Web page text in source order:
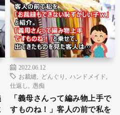
2022.06.12
お裁縫
どんぐり ハンドメイド
仕返し
愚痴
「義母さんって編み物上手で
すものね！」客人の前で私を